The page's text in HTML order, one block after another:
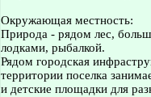
Окружающая местность:
Природа - рядом лес,
лодками, рыбалкой.
Рядом городская
территории поселка
и детские площадки для